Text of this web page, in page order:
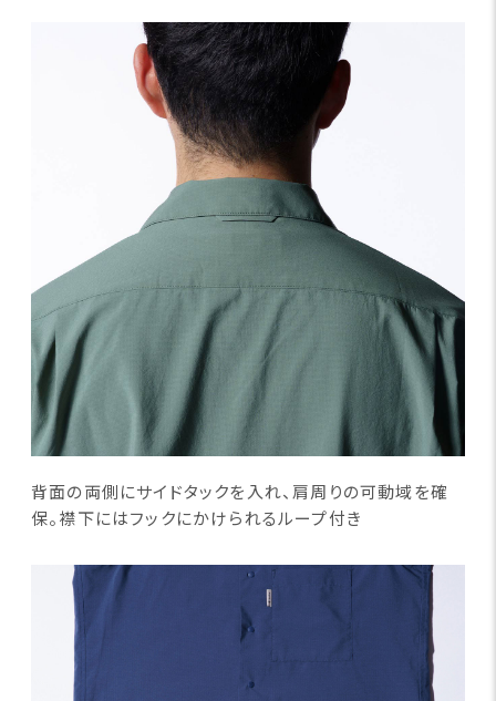
背面の両側にサイドタックを入れ、肩周りの可動域を確
保。襟下にはフックにかけられるループ付き